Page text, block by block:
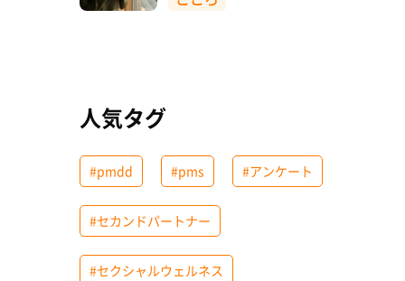
人気タグ
#pmdd #pms #アンケート
#セカンドパートナー
#セクシャルウェルネス